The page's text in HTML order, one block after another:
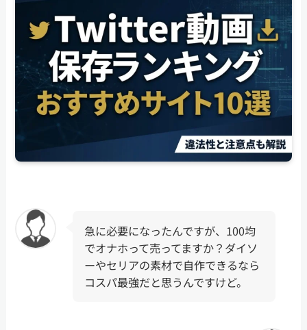
急に必要になったんですが、100均
でオナホって売ってますか？ダイソ
ーやセリアの素材で自作できるなら
コスパ最強だと思うんですけど。